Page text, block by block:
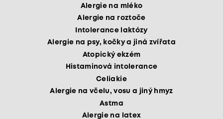
Alergie na mléko
Alergie na roztoče
Intolerance laktózy
Alergie na psy, kočky a jiná zvířata
Atopický ekzém
Histaminová intolerance
Celiakie
Alergie na včelu, vosu a jiný hmyz
Astma
Alergie na latex